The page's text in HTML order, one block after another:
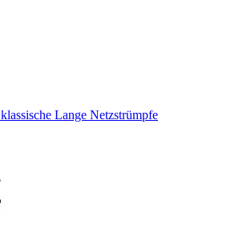
klassische Lange Netzstrümpfe